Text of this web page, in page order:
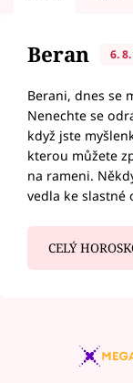
Beran 6.
Berani, dnes se
Nenechte se
když jste
kterou můžete
na rameni.
vedla ke slastné
CELÝ